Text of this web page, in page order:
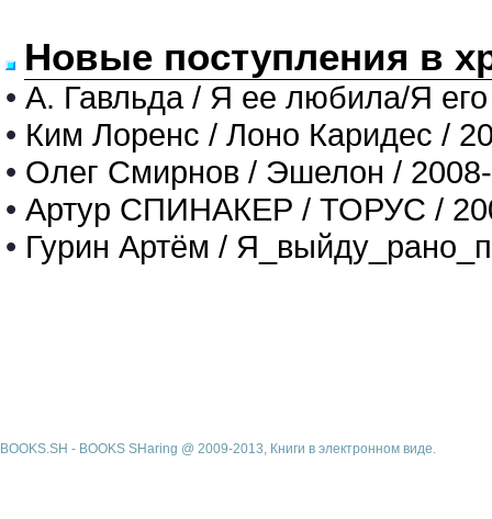
Новые поступления в
• А. Гавльда / Я ее любила/Я
• Ким Лоренс / Лоно Каридес /
• Олег Смирнов / Эшелон /
• Артур СПИНАКЕР / ТОРУС /
• Гурин Артём /
BOOKS.SH - BOOKS SHaring @ 2009-2013, Книги в электронном виде.